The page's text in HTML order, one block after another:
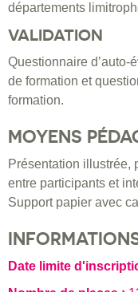
départements
VALIDATION
Questionnaire d’auto-
de formation et
formation.
MOYENS
Présentation illustrée,
entre participants et
Support papier avec
Date limite